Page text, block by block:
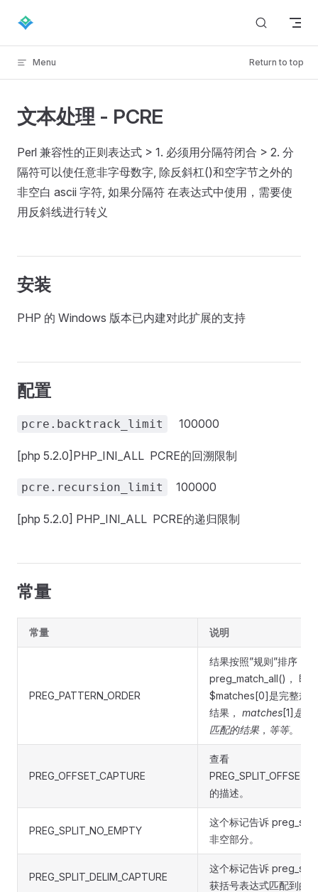
Skip to content
Menu Return to top
文本处理 - PCRE
Perl 兼容性的正则表达式 > 1. 必须用分隔符闭合 > 2. 分
隔符可以使任意非字母数字, 除反斜杠()和空字节之外的
非空白 ascii 字符, 如果分隔符 在表达式中使用，需要使
用反斜线进行转义
安装
PHP 的 Windows 版本已内建对此扩展的支持
配置
pcre.backtrack_limit 100000
[php 5.2.0]PHP_INI_ALL PCRE的回溯限制
pcre.recursion_limit 100000
[php 5.2.0] PHP_INI_ALL PCRE的递归限制
常量
常量 说明
PREG_PATTERN_ORDER
结果按照”规则”排序，
preg_match_all()， 即
$matches[0]是完整规
结果， matches[1] 是第
匹配的结果， 等等。
PREG_OFFSET_CAPTURE
查看
的描述。
PREG_SPLIT_NO_EMPTY
这个标记告诉
非空部分。
PREG_SPLIT_DELIM_CAPTURE
这个标记告诉
获括号表达式匹配到的